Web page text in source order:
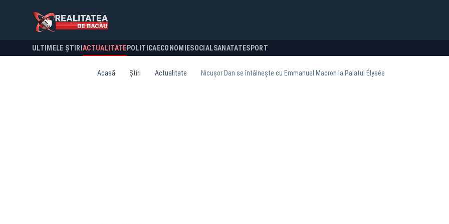
ULTIMELE ȘTIRI ACTUALITATE POLITICA ECONOMIESOCIALSANATATESPORT
Acasă Știri Actualitate Nicușor Dan se întâlnește cu Emmanuel Macron la Palatul Élysée